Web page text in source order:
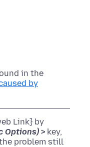
in the
by
Link} by
Options) > key,
problem still